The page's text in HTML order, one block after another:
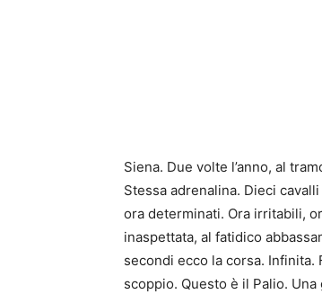
Siena. Due volte l’anno, al
Stessa adrenalina. Dieci
ora determinati. Ora irritabili,
inaspettata, al fatidico
secondi ecco la corsa. Infinita.
scoppio. Questo è il Palio.